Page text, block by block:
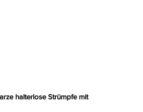
halterlose Strümpfe mit